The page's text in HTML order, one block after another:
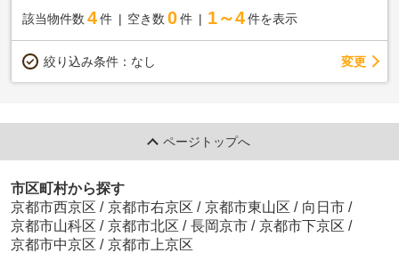
該当物件数 4件 空き数 0 件 1～4 件を表示
絞り込み条件： なし 変更
ページトップへ
市区町村から探す
京都市西京区 / 京都市右京区 / 京都市東山区 / 向日市 /
京都市山科区 / 京都市北区 / 長岡京市 / 京都市下京区 /
京都市中京区 / 京都市上京区